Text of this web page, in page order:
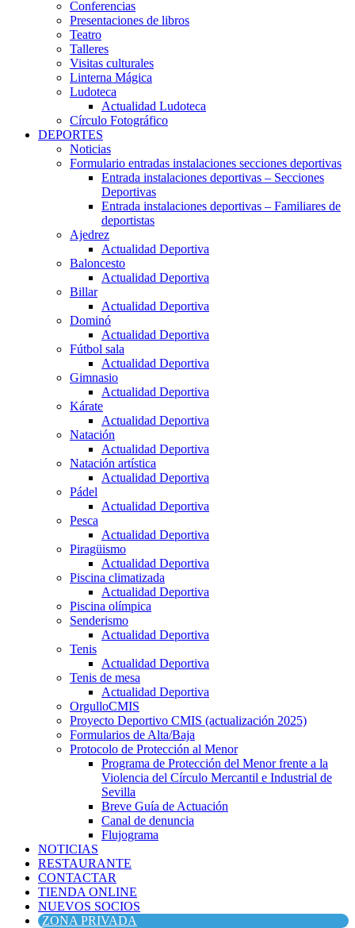
Conferencias
Presentaciones de libros
Teatro
Talleres
Visitas culturales
Linterna Mágica
Ludoteca
Actualidad Ludoteca
Círculo Fotográfico
DEPORTES
Noticias
Formulario entradas instalaciones secciones deportivas
Entrada instalaciones deportivas – Secciones
Deportivas
Entrada instalaciones deportivas – Familiares de
deportistas
Ajedrez
Actualidad Deportiva
Baloncesto
Actualidad Deportiva
Billar
Actualidad Deportiva
Dominó
Actualidad Deportiva
Fútbol sala
Actualidad Deportiva
Gimnasio
Actualidad Deportiva
Kárate
Actualidad Deportiva
Natación
Actualidad Deportiva
Natación artística
Actualidad Deportiva
Pádel
Actualidad Deportiva
Pesca
Actualidad Deportiva
Piragüismo
Actualidad Deportiva
Piscina climatizada
Actualidad Deportiva
Piscina olímpica
Senderismo
Actualidad Deportiva
Tenis
Actualidad Deportiva
Tenis de mesa
Actualidad Deportiva
OrgulloCMIS
Proyecto Deportivo CMIS (actualización 2025)
Formularios de Alta/Baja
Protocolo de Protección al Menor
Programa de Protección del Menor frente a la
Violencia del Círculo Mercantil e Industrial de
Sevilla
Breve Guía de Actuación
Canal de denuncia
Flujograma
NOTICIAS
RESTAURANTE
CONTACTAR
TIENDA ONLINE
NUEVOS SOCIOS
ZONA PRIVADA